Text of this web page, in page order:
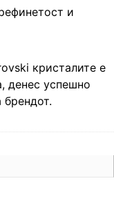
и
кристалите е
денес успешно
брендот.